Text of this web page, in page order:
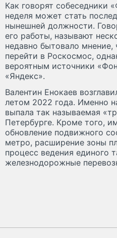
Как говорят собеседники
неделя может стать
нынешней должности.
его работы, называют
недавно бытовало
перейти в Роскосмос,
вероятным источники
«Яндекс».
Валентин Енокаев
летом 2022 года. Именно
выпала так называемая
Петербурге. Кроме того,
обновление подвижного
метро, расширение зоны
процесс ведения единого
железнодорожные